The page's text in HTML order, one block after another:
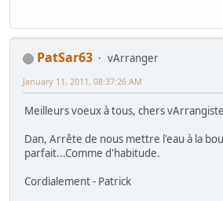
PatSar63
vArranger
January 11, 2011, 08:37:26 AM
Meilleurs voeux à tous, chers
Dan, Arrête de nous mettre l'eau à la
parfait...Comme d'habitude.
Cordialement - Patrick